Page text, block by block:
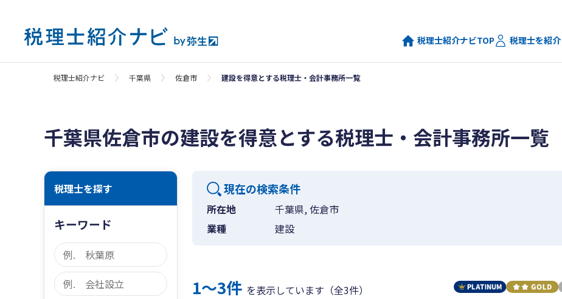
税理士紹介ナビTOP 税理士を紹
税理士紹介ナビ 千葉県 佐倉市 建設を得意とする税理士・会計事務所一覧
千葉県佐倉市の建設を得意とする税理士・会計事務所一覧
税理士を探す
キーワード
現在の検索条件
所在地
千葉県, 佐倉市
業種
建設
1〜3件 を表示しています（全3件）